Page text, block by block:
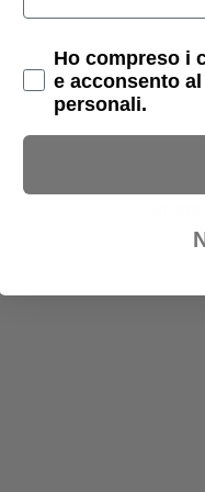
Privacy Policy
Ho compreso i
e acconsento
personali.